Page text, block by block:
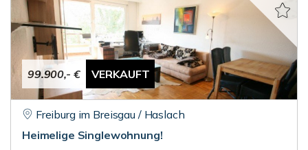
99.900,- € VERKAUFT
Freiburg im Breisgau / Haslach
Heimelige Singlewohnung!